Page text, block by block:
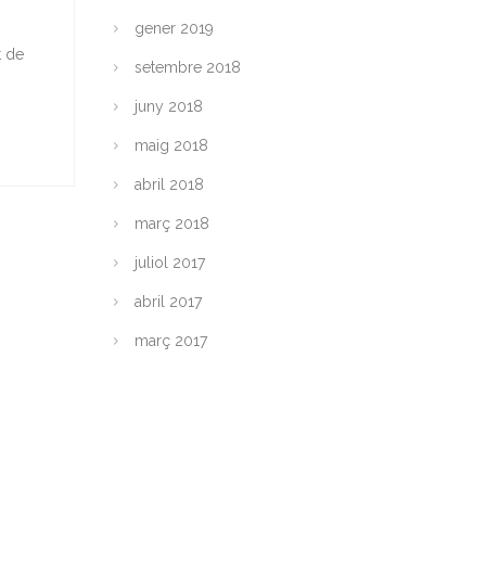
de
gener 2019
setembre 2018
juny 2018
maig 2018
abril 2018
març 2018
juliol 2017
abril 2017
març 2017